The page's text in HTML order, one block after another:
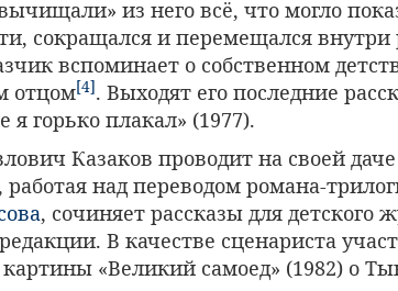
из него всё, что могло
сокращался и перемещался внутри
вспоминает о собственном
отцом[4]. Выходят его последние
я горько плакал» (1977).
Казаков проводит на своей
, работая над переводом романа-
, сочиняет рассказы для детского
В качестве сценариста
«Великий самоед» (1982) о